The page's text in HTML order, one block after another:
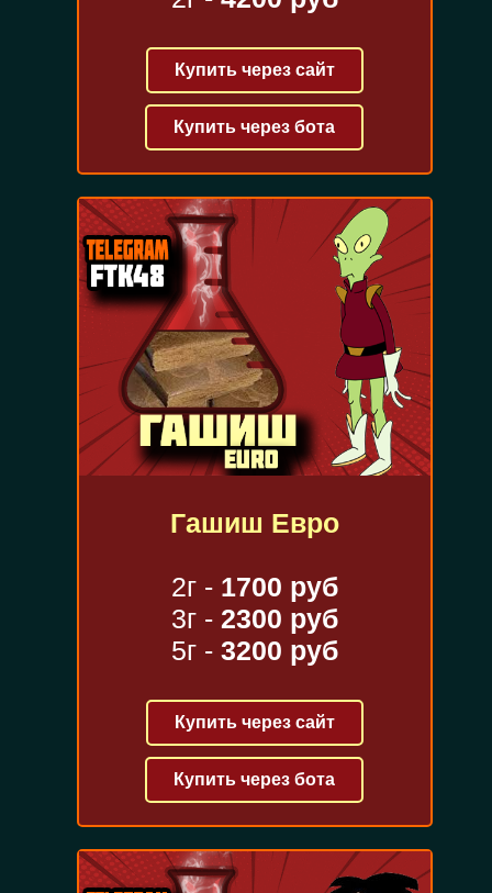
Купить через сайт
Купить через бота
Гашиш Евро
2г - 1700 руб
3г - 2300 руб
5г - 3200 руб
Купить через сайт
Купить через бота